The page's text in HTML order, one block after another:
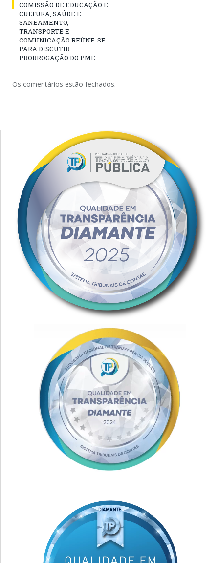
COMISSÃO DE EDUCAÇÃO E
CULTURA, SAÚDE E
SANEAMENTO,
TRANSPORTE E
COMUNICAÇÃO REÚNE-SE
PARA DISCUTIR
PRORROGAÇÃO DO PME.
Os comentários estão fechados.